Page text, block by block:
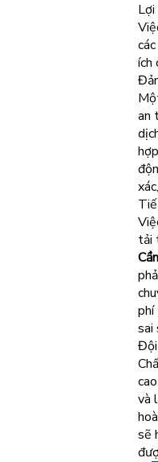
ích
an
tải
phí
sai
Đội
và
sẽ